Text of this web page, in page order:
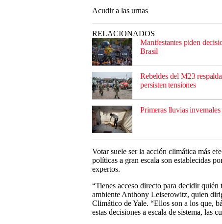
Acudir a las urnas
RELACIONADOS
Manifestantes piden
Brasil
Rebeldes del M23
persisten tensiones
Primeras lluvias
Votar suele ser la acción climática más
políticas a gran escala son establecidas
expertos.
“Tienes acceso directo para decidir
ambiente Anthony Leiserowitz, quien
Climático de Yale. “Ellos son a los que,
estas decisiones a escala de sistema, las